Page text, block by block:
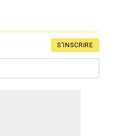
S'INSCRIRE